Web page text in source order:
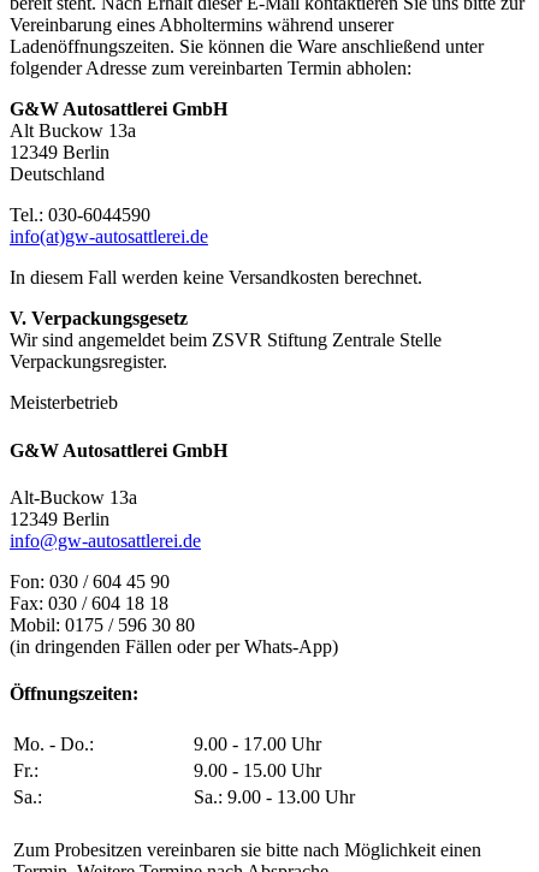
Vereinbarung eines Abholtermins während unserer
Ladenöffnungszeiten. Sie können die Ware anschließend unter
folgender Adresse zum vereinbarten Termin abholen:
G&W Autosattlerei GmbH
Alt Buckow 13a
12349 Berlin
Deutschland
Tel.: 030-6044590
info(at)gw-autosattlerei.de
In diesem Fall werden keine Versandkosten berechnet.
V. Verpackungsgesetz
Wir sind angemeldet beim ZSVR Stiftung Zentrale Stelle
Verpackungsregister.
Meisterbetrieb
G&W Autosattlerei GmbH
Alt-Buckow 13a
12349 Berlin
info@gw-autosattlerei.de
Fon: 030 / 604 45 90
Fax: 030 / 604 18 18
Mobil: 0175 / 596 30 80
(in dringenden Fällen oder per Whats-App)
Öffnungszeiten:
Mo. - Do.:
9.00 - 17.00 Uhr
Fr.:
9.00 - 15.00 Uhr
Sa.:
Sa.: 9.00 - 13.00 Uhr
Zum Probesitzen vereinbaren sie bitte nach Möglichkeit einen